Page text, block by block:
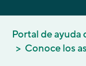
Portal de ayuda
Conoce los